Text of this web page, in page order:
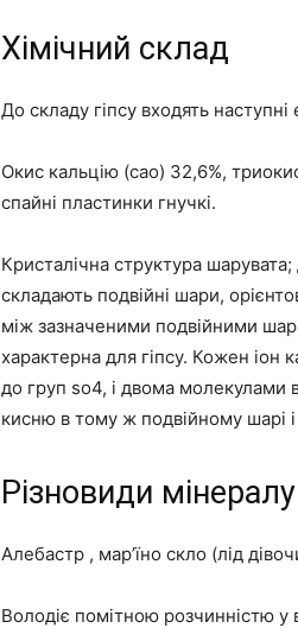
Хімічний склад
До складу гіпсу входять
Окис кальцію (сао) 32,6%,
спайні пластинки гнучкі.
Кристалічна структура шарувата;
складають подвійні шари,
між зазначеними подвійними
характерна для гіпсу. Кожен
до груп so4, і двома молекулами
кисню в тому ж подвійному шарі
Різновиди мінералу
Алебастр , мар’їно скло (лід
Володіє помітною розчинністю у